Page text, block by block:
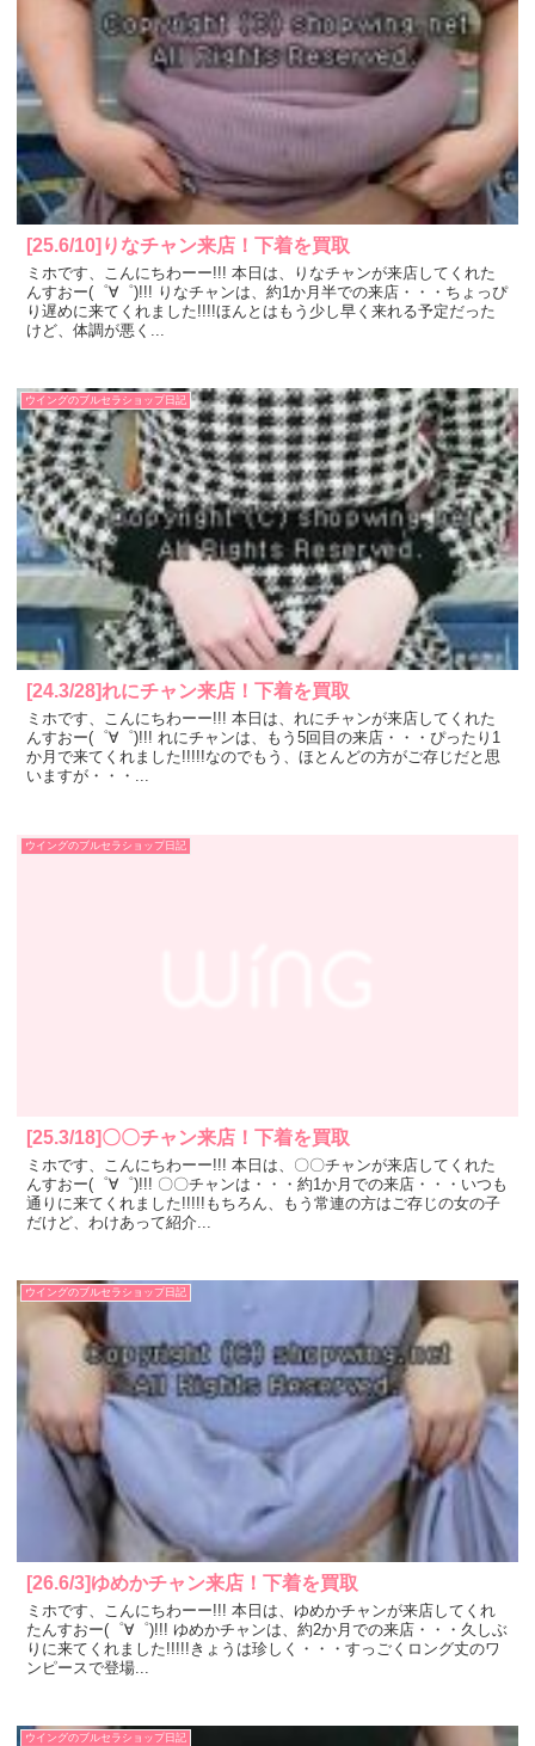
[25.6/10]りなチャン来店！下着を買取
ミホです、こんにちわーー!!! 本日は、りなチャンが来店してくれた
んすおー(゜∀゜)!!! りなチャンは、約1か月半での来店・・・ちょっぴ
り遅めに来てくれました!!!!ほんとはもう少し早く来れる予定だった
けど、体調が悪く...
ウイングのブルセラショップ日記
[24.3/28]れにチャン来店！下着を買取
ミホです、こんにちわーー!!! 本日は、れにチャンが来店してくれた
んすおー(゜∀゜)!!! れにチャンは、もう5回目の来店・・・ぴったり1
か月で来てくれました!!!!!なのでもう、ほとんどの方がご存じだと思
いますが・・・...
ウイングのブルセラショップ日記
[25.3/18]〇〇チャン来店！下着を買取
ミホです、こんにちわーー!!! 本日は、〇〇チャンが来店してくれた
んすおー(゜∀゜)!!! 〇〇チャンは・・・約1か月での来店・・・いつも
通りに来てくれました!!!!!もちろん、もう常連の方はご存じの女の子
だけど、わけあって紹介...
ウイングのブルセラショップ日記
[26.6/3]ゆめかチャン来店！下着を買取
ミホです、こんにちわーー!!! 本日は、ゆめかチャンが来店してくれ
たんすおー(゜∀゜)!!! ゆめかチャンは、約2か月での来店・・・久しぶ
りに来てくれました!!!!!きょうは珍しく・・・すっごくロング丈のワ
ンピースで登場...
ウイングのブルセラショップ日記